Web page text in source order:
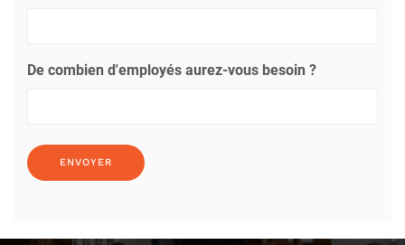
De combien d'employés aurez-vous besoin ?